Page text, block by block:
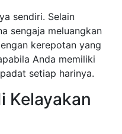
sendiri. Selain
sengaja meluangkan
kerepotan yang
Anda memiliki
setiap harinya.
Kelayakan